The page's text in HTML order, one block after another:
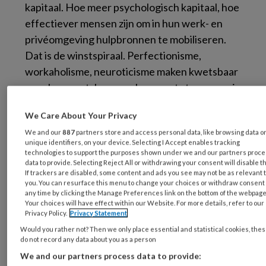
kapitaal. Hoe meer psychologisch kapitaal, hoe
effectiever mensen zijn om in hun werk- en
privéomgeving hulpbronnen te mobiliseren.
Dat is de winstspiraal. Perfectionisme,
workaholisme, neuroticisme maken kwetsbaar
voor burn-out. In samenhang met stressoren in
raken. Om burn-out te voorkomen en
bevlogenheid te bevorderen is het belangrijk
om kwetsbaarheden te beschermen en
hulpbronnen te versterken.
Energiegevers en -
vreters
Iedereen neemt in zijn of haar werk een aanleg
We Care About Your Privacy
We and our887 partners store and access personal data, like browsing data
unique identifiers, on your device. Selecting I Accept enables tracking
technologies to support the purposes shown under we and our partners
data to provide. Selecting Reject All or withdrawing your consent will disable
If trackers are disabled, some content and ads you see may not be as relevant
you. You can resurface this menu to change your choices or withdraw consent
any time by clicking the Manage Preferences link on the bottom of the
Your choices will have effect within our Website. For more details, refer to our
Privacy Policy. Privacy Statement
Would you rather not? Then we only place essential and statistical cookies,
do not record any data about you as a person
We and our partners process data to provide: